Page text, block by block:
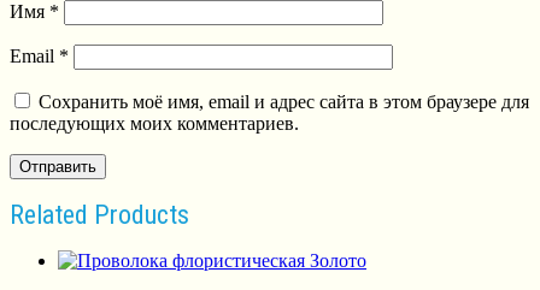
Имя *
Email *
Сохранить моё имя, email и адрес сайта в этом браузере для
последующих моих комментариев.
Related Products